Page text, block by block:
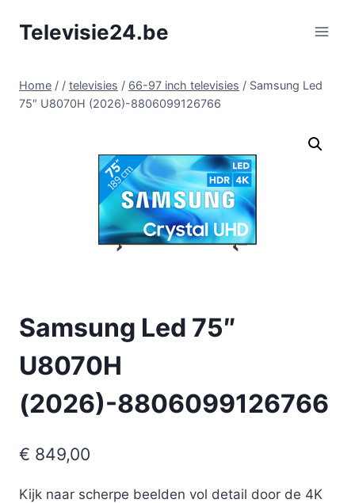
naarTelevisie24.be
Home / / televisies / 66-97 inch televisies / Samsung Led
75″ U8070H (2026)-8806099126766
Samsung Led 75″
U8070H
(2026)-8806099126766
€ 849,00
Kijk naar scherpe beelden vol detail door de 4K